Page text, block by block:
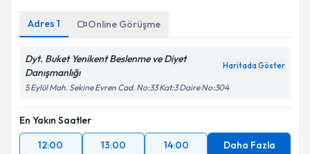
Adres 1 Online Görüşme
Dyt. Buket Yenikent Beslenme ve Diyet
Danışmanlığı
Haritada Göster
5 Eylül Mah. Sekine Evren Cad. No:33 Kat:3 Daire No:304
En Yakın Saatler
12:00
13:00 14:00 Daha Fazla